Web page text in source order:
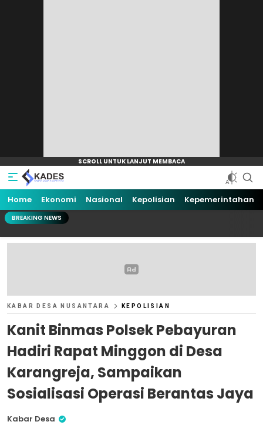
Home Ekonomi Nasional Kepolisian Kepemerintahan
BREAKING NEWS
KABAR DESA NUSANTARA KEPOLISIAN
Kanit Binmas Polsek Pebayuran
Hadiri Rapat Minggon di Desa
Karangreja, Sampaikan
Sosialisasi Operasi Berantas Jaya
Kabar Desa